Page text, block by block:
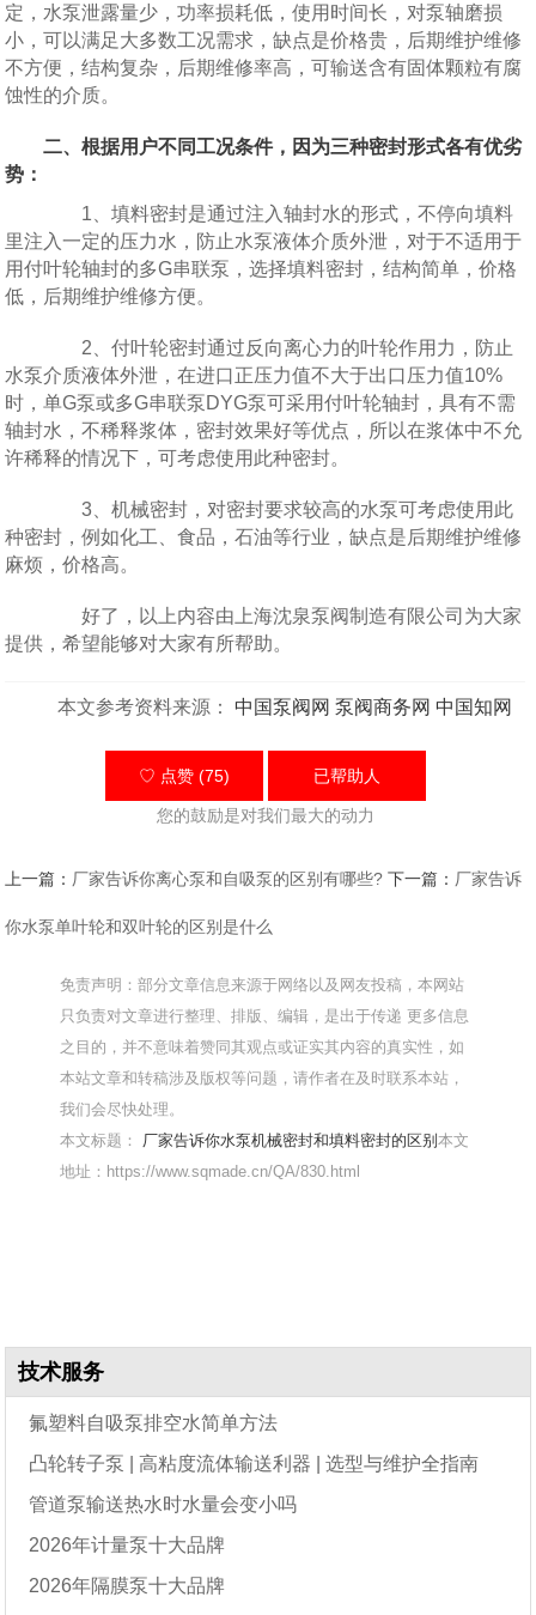
定，水泵泄露量少，功率损耗低，使用时间长，对泵轴磨损
小，可以满足大多数工况需求，缺点是价格贵，后期维护维修
不方便，结构复杂，后期维修率高，可输送含有固体颗粒有腐
蚀性的介质。
二、根据用户不同工况条件，因为三种密封形式各有优劣
势：
1、填料密封是通过注入轴封水的形式，不停向填料
里注入一定的压力水，防止水泵液体介质外泄，对于不适用于
用付叶轮轴封的多G串联泵，选择填料密封，结构简单，价格
低，后期维护维修方便。
2、付叶轮密封通过反向离心力的叶轮作用力，防止
水泵介质液体外泄，在进口正压力值不大于出口压力值10%
时，单G泵或多G串联泵DYG泵可采用付叶轮轴封，具有不需
轴封水，不稀释浆体，密封效果好等优点，所以在浆体中不允
许稀释的情况下，可考虑使用此种密封。
3、机械密封，对密封要求较高的水泵可考虑使用此
种密封，例如化工、食品，石油等行业，缺点是后期维护维修
麻烦，价格高。
好了，以上内容由上海沈泉泵阀制造有限公司为大家
提供，希望能够对大家有所帮助。
本文参考资料来源： 中国泵阀网 泵阀商务网 中国知网
♡ 点赞 (75) 已帮助 人
您的鼓励是对我们最大的动力
上一篇： 厂家告诉你离心泵和自吸泵的区别有哪些? 下一篇： 厂家告诉
你水泵单叶轮和双叶轮的区别是什么
免责声明：部分文章信息来源于网络以及网友投稿，本网站
只负责对文章进行整理、排版、编辑，是出于传递 更多信息
之目的，并不意味着赞同其观点或证实其内容的真实性，如
本站文章和转稿涉及版权等问题，请作者在及时联系本站，
我们会尽快处理。
本文标题： 厂家告诉你水泵机械密封和填料密封的区别本文
地址：https://www.sqmade.cn/QA/830.html
技术服务
氟塑料自吸泵排空水简单方法
凸轮转子泵 | 高粘度流体输送利器 | 选型与维护全指南
管道泵输送热水时水量会变小吗
2026年计量泵十大品牌
2026年隔膜泵十大品牌